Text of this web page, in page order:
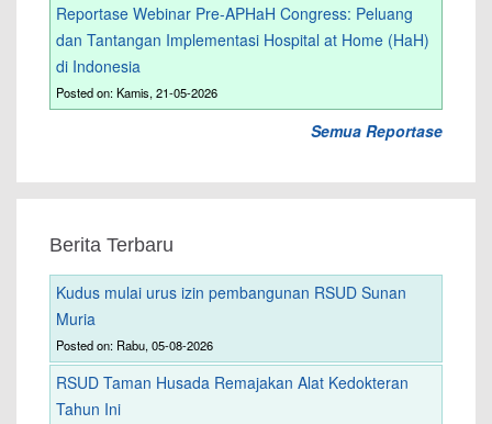
Reportase Webinar Pre-APHaH Congress: Peluang
dan Tantangan Implementasi Hospital at Home (HaH)
di Indonesia
Posted on: Kamis, 21-05-2026
Semua Reportase
Berita Terbaru
Kudus mulai urus izin pembangunan RSUD Sunan
Muria
Posted on: Rabu, 05-08-2026
RSUD Taman Husada Remajakan Alat Kedokteran
Tahun Ini